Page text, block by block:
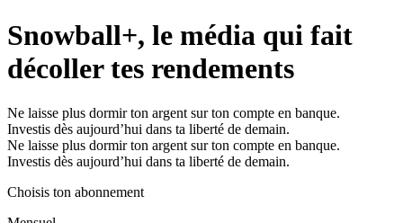
Snowball+, le média qui fait
décoller tes rendements
Ne laisse plus dormir ton argent sur ton compte en banque.
Investis dès aujourd’hui dans ta liberté de demain.
Ne laisse plus dormir ton argent sur ton compte en banque.
Investis dès aujourd’hui dans ta liberté de demain.
Choisis ton abonnement